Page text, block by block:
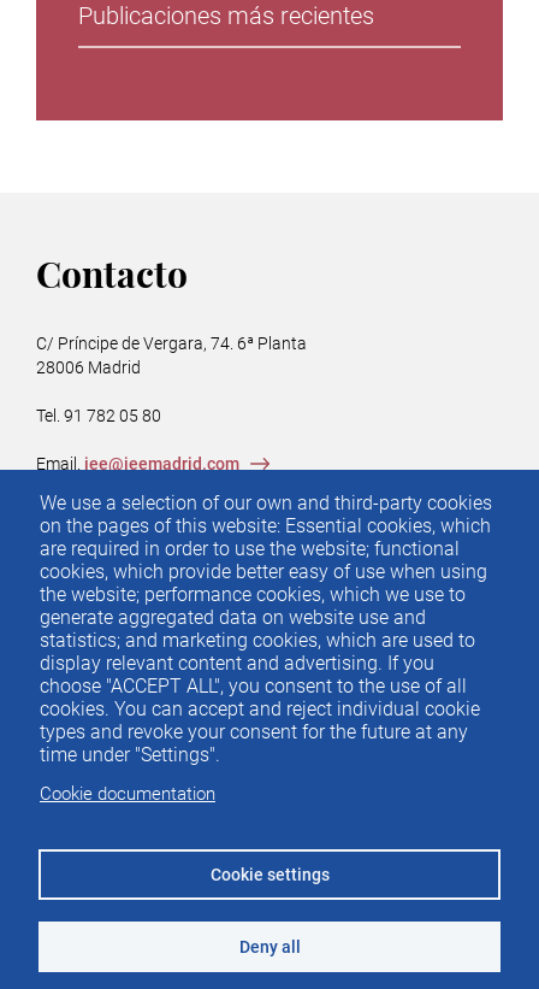
We use a selection of our own and third-party cookies
on the pages of this website: Essential cookies, which
are required in order to use the website; functional
cookies, which provide better easy of use when using
the website; performance cookies, which we use to
generate aggregated data on website use and
statistics; and marketing cookies, which are used to
display relevant content and advertising. If you
choose "ACCEPT ALL", you consent to the use of all
cookies. You can accept and reject individual cookie
types and revoke your consent for the future at any
time under "Settings".
Cookie documentation
Cookie settings
Deny all
Publicaciones más recientes
Contacto
C/ Príncipe de Vergara, 74. 6ª Planta
28006 Madrid
Tel. 91 782 05 80
Email. iee@ieemadrid.com
Menú
del
pie
Contacto
Menu
footer
ACTUALIDAD
IEE
PUBLICACIONES
IDEAS Y PENSAMIENTO
PREMIOS IEE
CONTACTO
©2026 Instituto de Estudios Económicos